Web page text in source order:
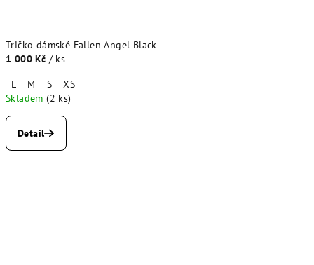
Tričko dámské Fallen Angel Black
1 000 Kč / ks
L
M S
XS
Skladem(2 ks)
Detail